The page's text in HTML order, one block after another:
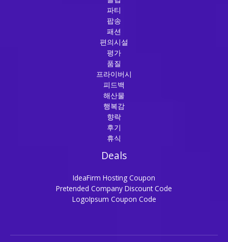
파티
팝송
패션
편의시설
평가
품질
프라이버시
피드백
해산물
행복감
향락
후기
휴식
Deals
IdeaFirm Hosting Coupon
Pretended Company Discount Code
LogoIpsum Coupon Code